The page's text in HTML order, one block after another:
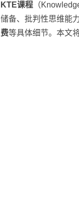
KTE课程 （
储备、批判性思维能
费等具体细节。本文